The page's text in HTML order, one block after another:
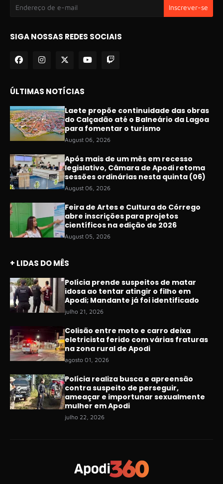
SIGA NOSSAS REDES SOCIAIS
ÚLTIMAS NOTÍCIAS
Laete propõe continuidade das obras
do Calçadão até o Balneário da Lagoa
para fomentar o turismo
August 06, 2026
Após mais de um mês em recesso
legislativo, Câmara de Apodi retoma
sessões ordinárias nesta quinta (06)
August 06, 2026
Feira de Artes e Cultura do Córrego
abre inscrições para projetos
científicos na edição de 2026
August 05, 2026
+ LIDAS DO MÊS
Polícia prende suspeitos de matar
idosa ao tentar atingir o filho em
Apodi; Mandante já foi identificado
julho 21, 2026
Colisão entre moto e carro deixa
eletricista ferido com várias fraturas
na zona rural de Apodi
agosto 01, 2026
Polícia realiza busca e apreensão
contra suspeito de perseguir,
ameaçar e importunar sexualmente
mulher em Apodi
julho 22, 2026